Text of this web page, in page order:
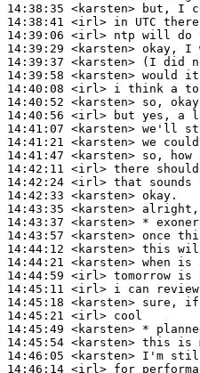
14:38:35 <karsten>
14:38:41 <irl>
14:39:06 <irl>
14:39:29 <karsten>
14:39:37 <karsten>
14:39:58 <karsten>
14:40:08 <irl>
14:40:52 <karsten>
14:40:56 <irl>
14:41:07 <karsten>
14:41:21 <karsten>
14:41:47 <karsten>
14:42:11 <irl>
14:42:24 <irl>
14:42:33 <karsten>
14:43:35 <karsten>
14:43:37 <karsten>
14:43:57 <karsten>
14:44:12 <karsten>
14:44:21 <karsten>
14:44:59 <irl>
14:45:11 <irl>
14:45:18 <karsten>
14:45:21 <irl>
14:45:49 <karsten>
14:45:54 <karsten>
14:46:05 <karsten>
14:46:14 <irl>